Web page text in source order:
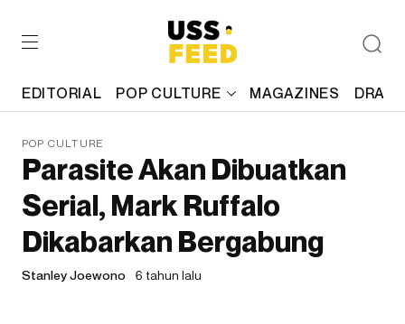
EDITORIAL POP CULTURE MAGAZINES
POP CULTURE
Parasite Akan Dibuatkan
Serial, Mark Ruffalo
Dikabarkan Bergabung
Stanley Joewono 6 tahun lalu